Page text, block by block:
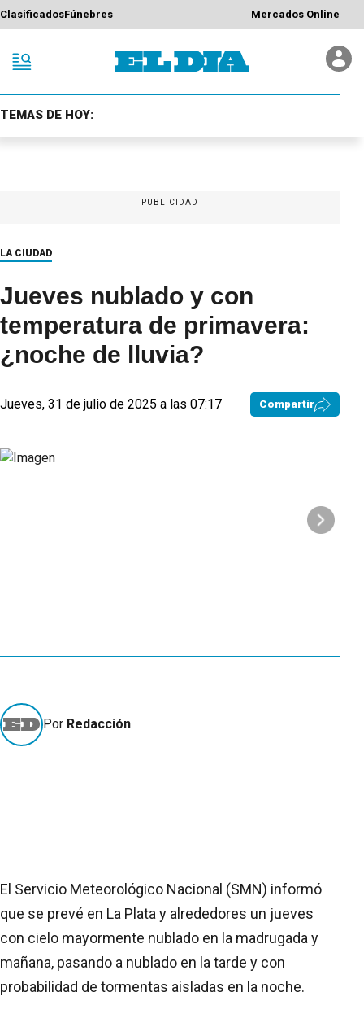
ClasificadosFúnebres Mercados Online
TEMAS DE HOY:
PUBLICIDAD
LA CIUDAD
Jueves nublado y con
temperatura de primavera:
¿noche de lluvia?
Jueves, 31 de julio de 2025 a las 07:17 Compartir
Por Redacción
El Servicio Meteorológico Nacional (SMN) informó
que se prevé en La Plata y alrededores un jueves
con cielo mayormente nublado en la madrugada y
mañana, pasando a nublado en la tarde y con
probabilidad de tormentas aisladas en la noche.